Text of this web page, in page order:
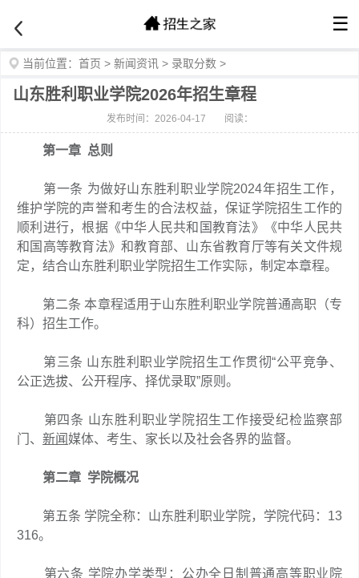
☰
当前位置： 首页 > 新闻资讯 > 录取分数 >
山东胜利职业学院2026年招生章程
发布时间：2026-04-17 阅读：
第一章 总则
第一条 为做好山东胜利职业学院2024年招生工作，
维护学院的声誉和考生的合法权益，保证学院招生工作的
顺利进行，根据《中华人民共和国教育法》《中华人民共
和国高等教育法》和教育部、山东省教育厅等有关文件规
定，结合山东胜利职业学院招生工作实际，制定本章程。
第二条 本章程适用于山东胜利职业学院普通高职（专
科）招生工作。
第三条 山东胜利职业学院招生工作贯彻“公平竞争、
公正选拔、公开程序、择优录取”原则。
第四条 山东胜利职业学院招生工作接受纪检监察部
门、 新闻媒体、考生、家长以及社会各界的监督。
第二章 学院概况
第五条 学院全称：山东胜利职业学院，学院代码：13
316。
第六条 学院办学类型：公办全日制普通高等职业院